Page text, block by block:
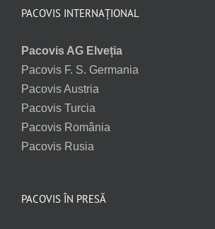
PACOVIS INTERNAȚIONAL
Pacovis AG Elveția
Pacovis F. S. Germania
Pacovis Austria
Pacovis Turcia
Pacovis România
Pacovis Rusia
PACOVIS ÎN PRESĂ